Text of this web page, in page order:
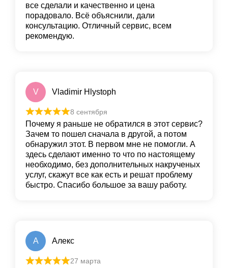
все сделали и качественно и цена
порадовало. Всё объяснили, дали
консультацию. Отличный сервис, всем
рекомендую.
V Vladimir Hlystoph
8 сентября
Почему я раньше не обратился в этот сервис?
Зачем то пошел сначала в другой, а потом
обнаружил этот. В первом мне не помогли. А
здесь сделают именно то что по настоящему
необходимо, без дополнительных накрученых
услуг, скажут все как есть и решат проблему
быстро. Спасибо большое за вашу работу.
А Алекс
27 марта